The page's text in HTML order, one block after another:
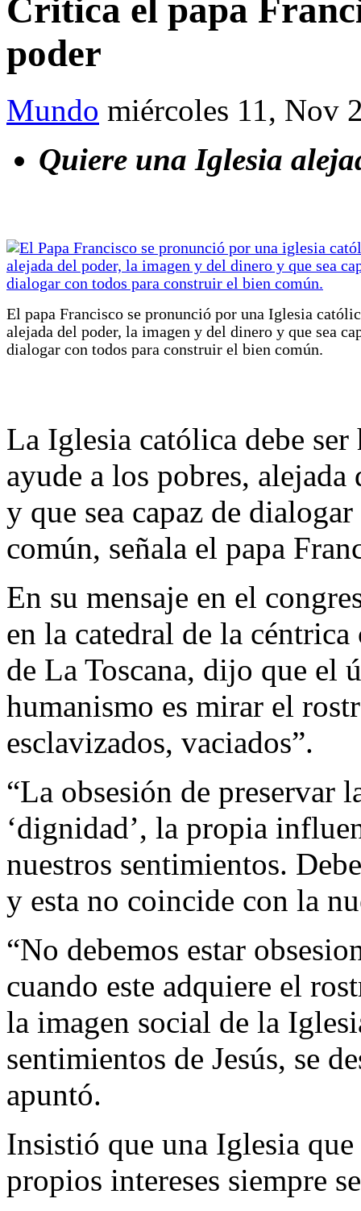
Critica el papa
poder
Mundo miércoles 11, Nov
Quiere una Iglesia
El papa Francisco se pronunció por una Iglesia
alejada del poder, la imagen y del dinero y que sea
dialogar con todos para construir el bien común.
La Iglesia católica debe
ayude a los pobres,
y que sea capaz de
común, señala el papa
En su mensaje en el
en la catedral de la
de La Toscana, dijo que el
humanismo es mirar el
esclavizados, vaciados”.
“La obsesión de preservar
‘dignidad’, la propia
nuestros sentimientos.
y esta no coincide con la
“No debemos estar
cuando este adquiere el
la imagen social de la
sentimientos de Jesús, se
apuntó.
Insistió que una Iglesia
propios intereses siempre